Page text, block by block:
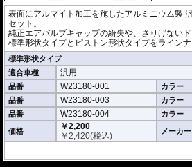
表面にアルマイト加工を施したアルミニウム製
セット。
純正エアバルブキャップの紛失や、さりげないド
標準形状タイプとピストン形状タイプをラインナ
標準形状タイプ
適合車種
汎用
品番 W23180-001 カラー
品番 W23180-003 カラー
品番 W23180-004 カラー
価格
￥2,200
￥2,420(税込) メーカー